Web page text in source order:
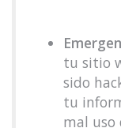
tu sitio
sido
tu
mal uso